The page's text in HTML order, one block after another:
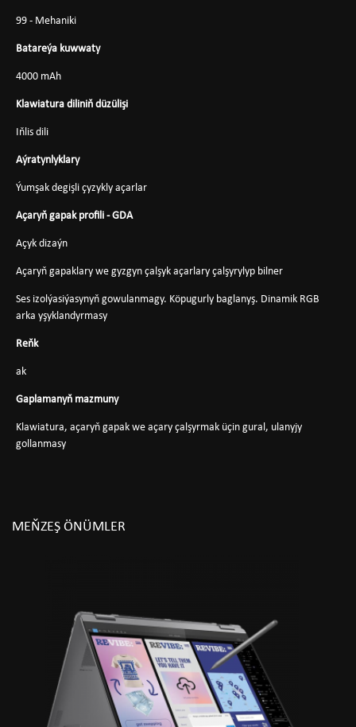
99 - Mehaniki
Batareýa kuwwaty
4000 mAh
Klawiatura diliniň düzülişi
Iňlis dili
Aýratynlyklary
Ýumşak degişli çyzykly açarlar
Açaryň gapak profili - GDA
Açyk dizaýn
Açaryň gapaklary we gyzgyn çalşyk açarlary çalşyrylyp bilner
Ses izolýasiýasynyň gowulanmagy. Köpugurly baglanyş. Dinamik RGB
arka yşyklandyrmasy
Reňk
ak
Gaplamanyň mazmuny
Klawiatura, açaryň gapak we açary çalşyrmak üçin gural, ulanyjy
gollanmasy
MEŇZEŞ ÖNÜMLER